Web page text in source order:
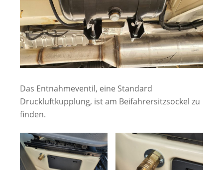
Das Entnahmeventil, eine Standard
Druckluftkupplung, ist am Beifahrersitzsockel zu
finden.